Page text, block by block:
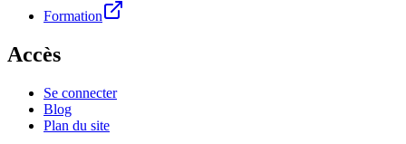
Formation
Accès
Se connecter
Blog
Plan du site